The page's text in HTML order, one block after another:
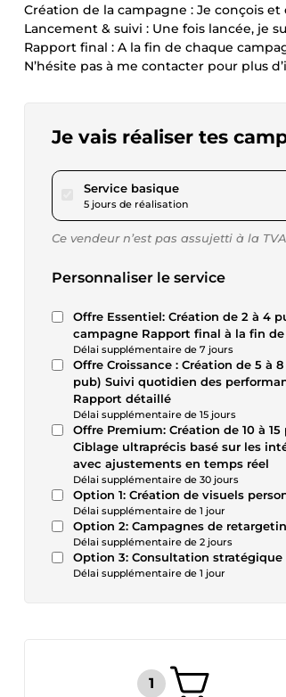
Création de la campagne : Je conçois
Lancement & suivi : Une fois lancée, je
Rapport final : A la fin de chaque
N’hésite pas à me contacter pour plus
Je vais réaliser tes
Service basiquepour 17,29 $US
5 jours de réalisation
Ce vendeur n’est pas assujetti à la
Personnaliser le service
Offre Essentiel: Création de 2 à 4
campagne Rapport final à la fin
Délai supplémentaire de 7 jours
Offre Croissance : Création de 5
pub) Suivi quotidien des
Rapport détaillé
Délai supplémentaire de 15 jours
Offre Premium: Création de 10 à
Ciblage ultraprécis basé sur les
avec ajustements en temps réel
Délai supplémentaire de 30 jours
Option 1: Création de visuels
Délai supplémentaire de 1 jour
Option 2: Campagnes de
Délai supplémentaire de 2 jours
Option 3: Consultation stratégique
Délai supplémentaire de 1 jour